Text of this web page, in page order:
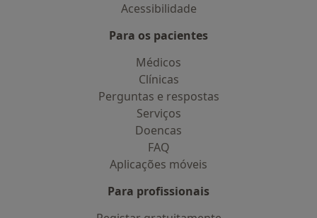
Acessibilidade
Para os pacientes
Médicos
Clínicas
Perguntas e respostas
Serviços
Doencas
FAQ
Aplicações móveis
Para profissionais